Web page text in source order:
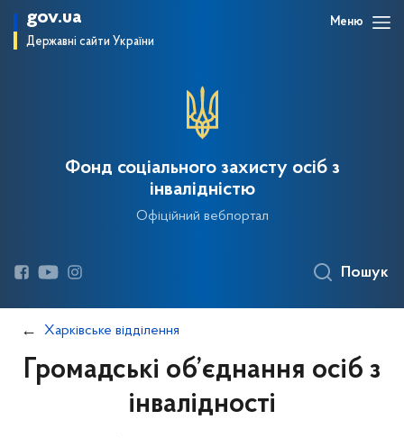
gov.ua
Державні сайти України
Меню
Фонд соціального захисту осіб з
інвалідністю
Офіційний вебпортал
Пошук
Харківське відділення
Громадські об’єднання осіб з
інвалідності